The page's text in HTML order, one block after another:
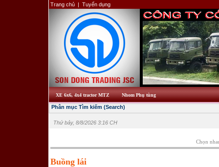
Trang chủ | Tuyển dụng
XE 6x6, 4x4 tractor MTZ Nhom Phụ tùng
Phân mục Tìm kiếm (Search)
Thứ bảy, 8/8/2026 3:16 CH
Chọn
Buồng lái